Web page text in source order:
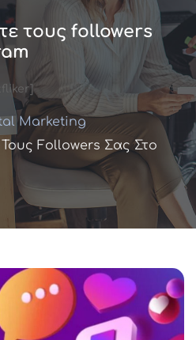
τους followers
Marketing
Followers Σας Στο